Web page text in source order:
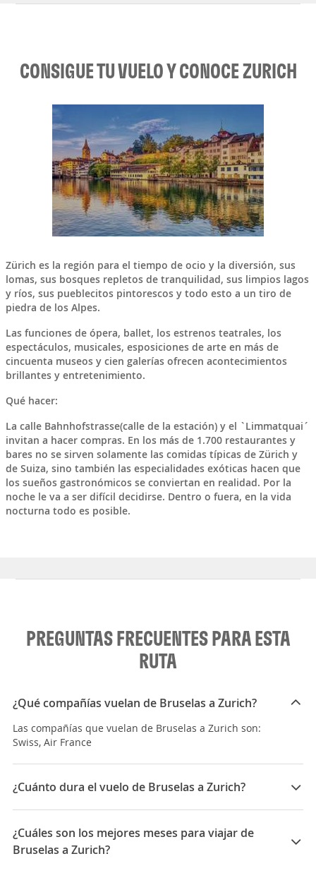
CONSIGUE TU VUELO Y CONOCE ZURICH
Zürich es la región para el tiempo de ocio y la diversión, sus
lomas, sus bosques repletos de tranquilidad, sus limpios lagos
y ríos, sus pueblecitos pintorescos y todo esto a un tiro de
piedra de los Alpes.
Las funciones de ópera, ballet, los estrenos teatrales, los
espectáculos, musicales, esposiciones de arte en más de
cincuenta museos y cien galerías ofrecen acontecimientos
brillantes y entretenimiento.
Qué hacer:
La calle Bahnhofstrasse(calle de la estación) y el `Limmatquai´
invitan a hacer compras. En los más de 1.700 restaurantes y
bares no se sirven solamente las comidas típicas de Zürich y
de Suiza, sino también las especialidades exóticas hacen que
los sueños gastronómicos se conviertan en realidad. Por la
noche le va a ser difícil decidirse. Dentro o fuera, en la vida
nocturna todo es posible.
PREGUNTAS FRECUENTES PARA ESTA
RUTA
¿Qué compañías vuelan de Bruselas a Zurich?
Las compañías que vuelan de Bruselas a Zurich son:
Swiss, Air France
¿Cuánto dura el vuelo de Bruselas a Zurich?
La duración media para viajar entre Bruselas y Zurich
es 06:30
¿Cuáles son los mejores meses para viajar de
Bruselas a Zurich?